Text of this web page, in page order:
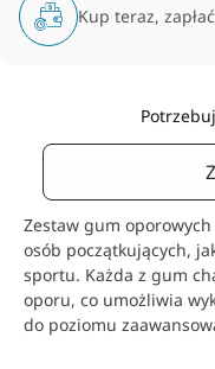
Kup teraz,
Zestaw gum
osób początkujących,
sportu. Każda z gum
oporu, co umożliwia
do poziomu